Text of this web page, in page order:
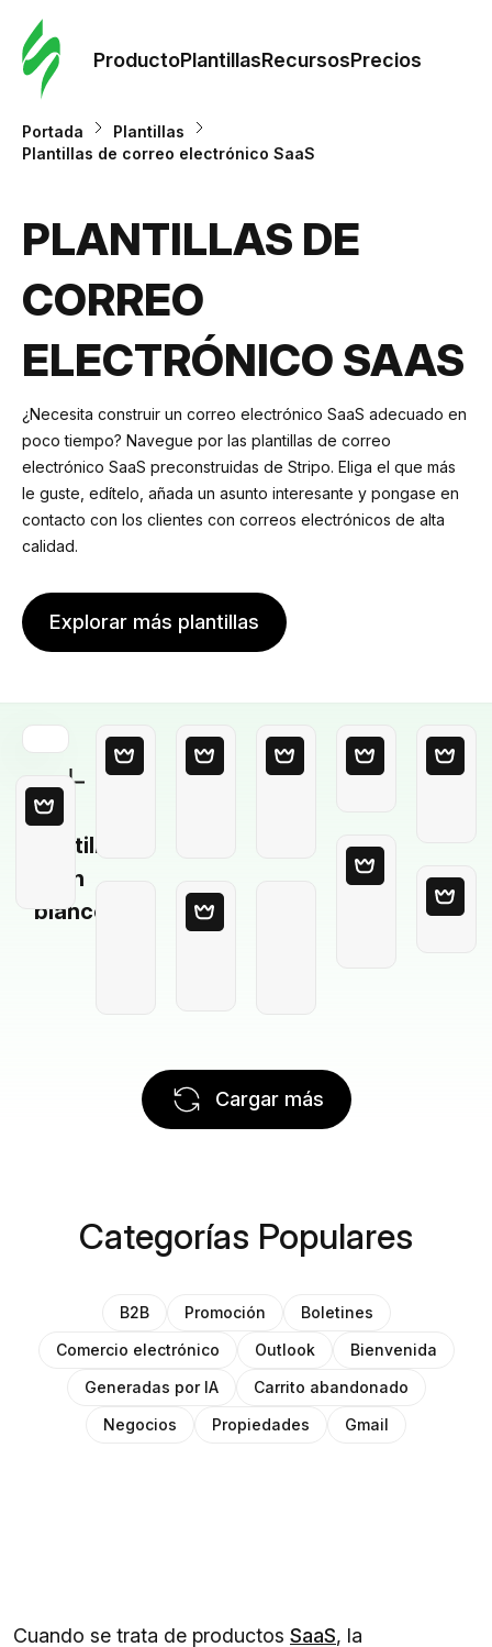
ProductoPlantillasRecursosPrecios
Portada
Plantillas
Plantillas de correo electrónico SaaS
PLANTILLAS DE
CORREO
ELECTRÓNICO SAAS
¿Necesita construir un correo electrónico SaaS adecuado en
poco tiempo? Navegue por las plantillas de correo
electrónico SaaS preconstruidas de Stripo. Eliga el que más
le guste, edítelo, añada un asunto interesante y pongase en
contacto con los clientes con correos electrónicos de alta
calidad.
Explorar más plantillas
Plantilla
en
blanco
Cargar más
Categorías Populares
B2B Promoción
Boletines
Comercio electrónico
Outlook
Bienvenida
Generadas por IA
Carrito abandonado
Negocios
Propiedades Gmail
Cuando se trata de productos SaaS, la